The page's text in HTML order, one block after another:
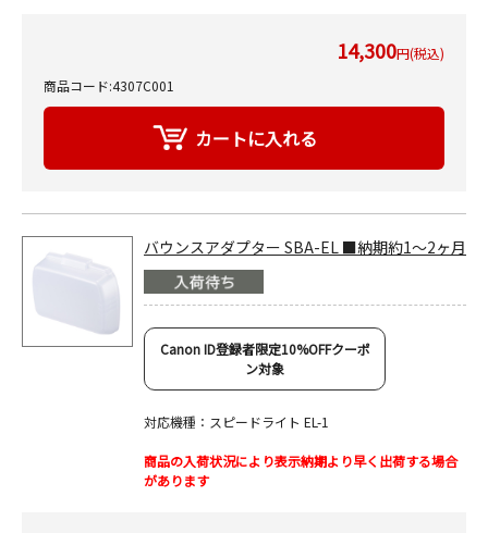
14,300円(税込)
商品コード:4307C001
バウンスアダプター SBA-EL ■納期約1～2ヶ月
Canon ID登録者限定10%OFFクーポ
ン対象
対応機種：スピードライト EL-1
商品の入荷状況により表示納期より早く出荷する場合
があります